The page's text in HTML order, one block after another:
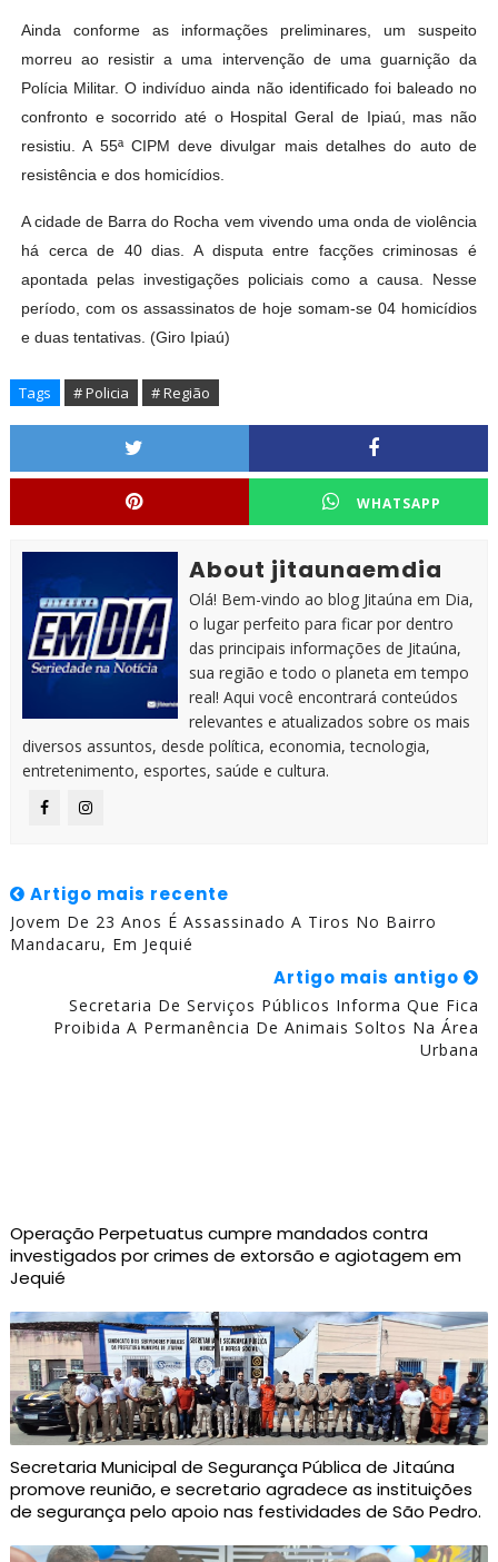
Ainda conforme as informações preliminares, um suspeito
morreu ao resistir a uma intervenção de uma guarnição da
Polícia Militar. O indivíduo ainda não identificado foi baleado no
confronto e socorrido até o Hospital Geral de Ipiaú, mas não
resistiu. A 55ª CIPM deve divulgar mais detalhes do auto de
resistência e dos homicídios.
A cidade de Barra do Rocha vem vivendo uma onda de violência
há cerca de 40 dias. A disputa entre facções criminosas é
apontada pelas investigações policiais como a causa. Nesse
período, com os assassinatos de hoje somam-se 04 homicídios
e duas tentativas. (Giro Ipiaú)
Tags # Policia # Região
WHATSAPP
About jitaunaemdia
Olá! Bem-vindo ao blog Jitaúna em Dia,
o lugar perfeito para ficar por dentro
das principais informações de Jitaúna,
sua região e todo o planeta em tempo
real! Aqui você encontrará conteúdos
relevantes e atualizados sobre os mais
diversos assuntos, desde política, economia, tecnologia,
entretenimento, esportes, saúde e cultura.
Artigo mais recente
Jovem De 23 Anos É Assassinado A Tiros No Bairro
Mandacaru, Em Jequié
Artigo mais antigo
Secretaria De Serviços Públicos Informa Que Fica
Proibida A Permanência De Animais Soltos Na Área
Urbana
Operação Perpetuatus cumpre mandados contra
investigados por crimes de extorsão e agiotagem em
Jequié
Secretaria Municipal de Segurança Pública de Jitaúna
promove reunião, e secretario agradece as instituições
de segurança pelo apoio nas festividades de São Pedro.